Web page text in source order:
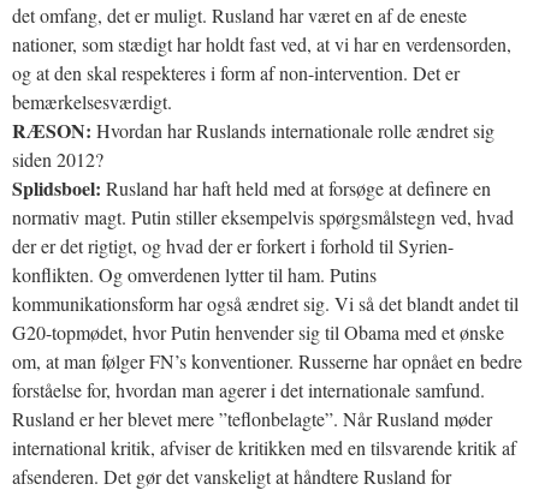
det omfang, det er muligt. Rusland har været en af de eneste
nationer, som stædigt har holdt fast ved, at vi har en verdensorden,
og at den skal respekteres i form af non-intervention. Det er
bemærkelsesværdigt.
RÆSON: Hvordan har Ruslands internationale rolle ændret sig
siden 2012?
Splidsboel: Rusland har haft held med at forsøge at definere en
normativ magt. Putin stiller eksempelvis spørgsmålstegn ved, hvad
der er det rigtigt, og hvad der er forkert i forhold til Syrien-
konflikten. Og omverdenen lytter til ham. Putins
kommunikationsform har også ændret sig. Vi så det blandt andet til
G20-topmødet, hvor Putin henvender sig til Obama med et ønske
om, at man følger FN’s konventioner. Russerne har opnået en bedre
forståelse for, hvordan man agerer i det internationale samfund.
Rusland er her blevet mere ”teflonbelagte”. Når Rusland møder
international kritik, afviser de kritikken med en tilsvarende kritik af
afsenderen. Det gør det vanskeligt at håndtere Rusland for